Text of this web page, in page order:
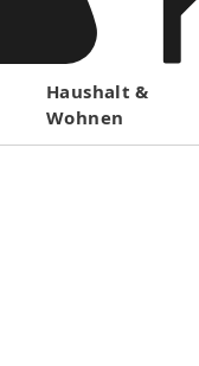
Haushalt &
Wohnen